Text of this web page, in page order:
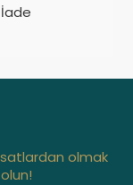
olmak